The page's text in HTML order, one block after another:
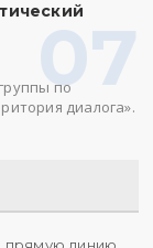
07
по
диалога».